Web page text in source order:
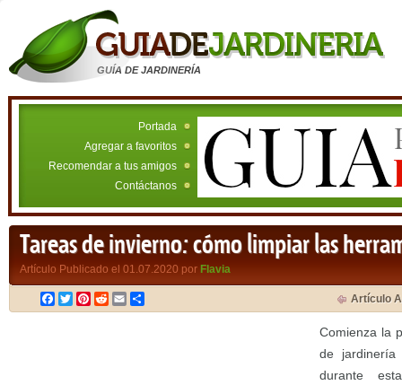
GUÍA DE JARDINERÍA
Portada
Agregar a favoritos
Recomendar a tus amigos
Contáctanos
Tareas de invierno: cómo limpiar las
Artículo Publicado el 01.07.2020 por Flavia
Facebook
TwitterPinterest
RedditEmail Artículo
Comienza la
de jardinería
durante